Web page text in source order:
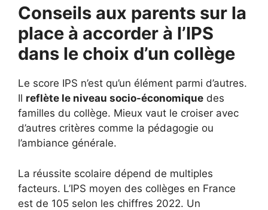
Conseils aux parents sur la
place à accorder à l’IPS
dans le choix d’un collège
Le score IPS n’est qu’un élément parmi d’autres.
Il reflète le niveau socio-économique des
familles du collège. Mieux vaut le croiser avec
d’autres critères comme la pédagogie ou
l’ambiance générale.
La réussite scolaire dépend de multiples
facteurs. L’IPS moyen des collèges en France
est de 105 selon les chiffres 2022. Un